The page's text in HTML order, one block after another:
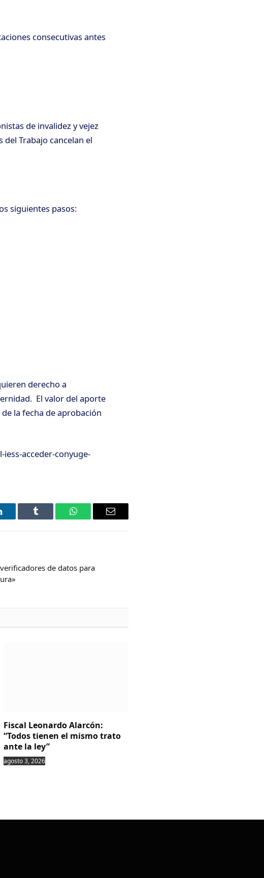
consecutivas antes
de invalidez y vejez
Trabajo cancelan el
siguientes pasos:
derecho a
El valor del aporte
la fecha de aprobación
acceder-conyuge-
Tumblr WhatsAppEmail
de datos para
Fiscal Leonardo Alarcón:
“Todos tienen el mismo trato
ante la ley”
agosto 3, 2026